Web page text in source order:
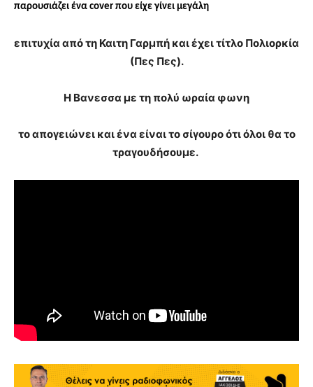
παρουσιάζει ένα cover που είχε γίνει μεγάλη
επιτυχία από τη Καιτη Γαρμπή και έχει τίτλο Πολιορκία
(Πες Πες).
Η Βανεσσα με τη πολύ ωραία φωνη
το απογειώνει και ένα είναι το σίγουρο ότι όλοι θα το
τραγουδήσουμε.